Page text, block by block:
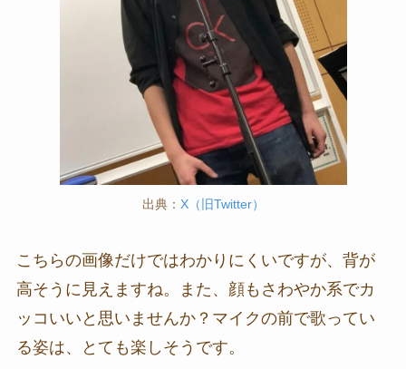
出典： X（旧Twitter）
こちらの画像だけではわかりにくいですが、背が
高そうに見えますね。また、顔もさわやか系でカ
ッコいいと思いませんか？マイクの前で歌ってい
る姿は、とても楽しそうです。